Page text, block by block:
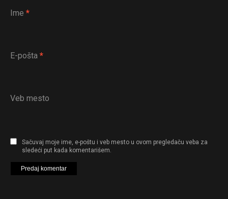
Ime *
E-pošta *
Veb mesto
Sačuvaj moje ime, e-poštu i veb mesto u ovom pregledaču veba za
sledeći put kada komentarišem.